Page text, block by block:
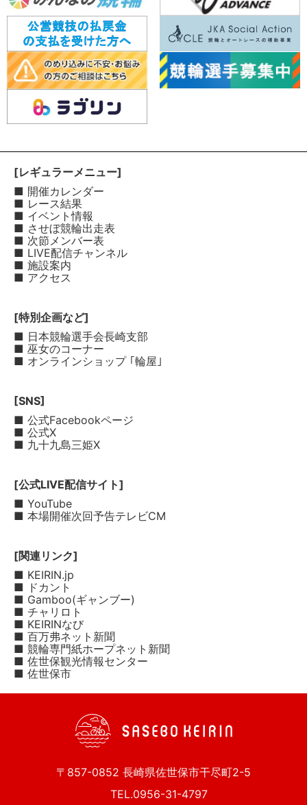
[レギュラーメニュー]
■ 開催カレンダー
■ レース結果
■ イベント情報
■ させぼ競輪出走表
■ 次節メンバー表
■ LIVE配信チャンネル
■ 施設案内
■ アクセス
[特別企画など]
■ 日本競輪選手会長崎支部
■ 巫女のコーナー
■ オンラインショップ ｢輪屋｣
[SNS]
■ 公式Facebookページ
■ 公式X
■ 九十九島三姫X
[公式LIVE配信サイト]
■ YouTube
■ 本場開催次回予告テレビCM
[関連リンク]
■ KEIRIN.jp
■ ドカント
■ Gamboo(ギャンブー)
■ チャリロト
■ KEIRINなび
■ 百万弗ネット新聞
■ 競輪専門紙ホープネット新聞
■ 佐世保観光情報センター
■ 佐世保市
〒857-0852 長崎県佐世保市干尽町2-5
TEL.0956-31-4797